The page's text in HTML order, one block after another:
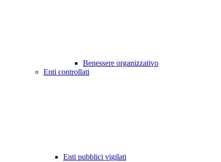
Benessere organizzativo
Enti controllati
Enti pubblici vigilati